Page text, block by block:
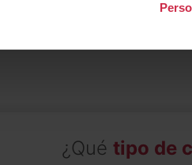
Híbrido
¿Qué tipo de